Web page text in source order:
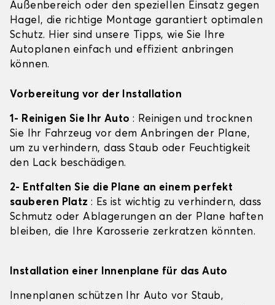
Außenbereich oder den speziellen Einsatz gegen
Hagel, die richtige Montage garantiert optimalen
Schutz. Hier sind unsere Tipps, wie Sie Ihre
Autoplanen einfach und effizient anbringen
können.
Vorbereitung vor der Installation
1- Reinigen Sie Ihr Auto : Reinigen und trocknen
Sie Ihr Fahrzeug vor dem Anbringen der Plane,
um zu verhindern, dass Staub oder Feuchtigkeit
den Lack beschädigen.
2- Entfalten Sie die Plane an einem perfekt
sauberen Platz: Es ist wichtig zu verhindern, dass
Schmutz oder Ablagerungen an der Plane haften
bleiben, die Ihre Karosserie zerkratzen könnten.
Installation einer Innenplane für das Auto
Innenplanen schützen Ihr Auto vor Staub,